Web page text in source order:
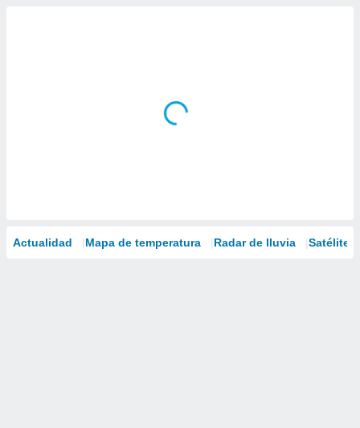
Actualidad Mapa de temperatura Radar de lluvia Satélites